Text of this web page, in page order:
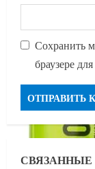
Сохранить
браузере